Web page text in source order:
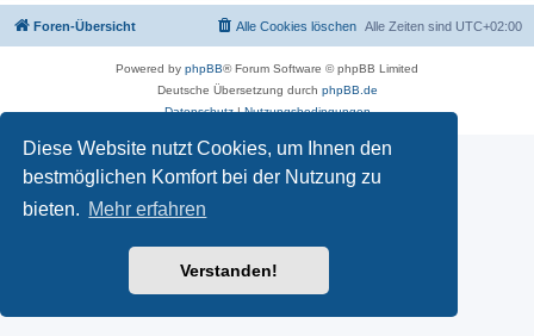
Diese Website nutzt Cookies, um Ihnen den
bestmöglichen Komfort bei der Nutzung zu
bieten. Mehr erfahren
Verstanden!
Foren-Übersicht Alle Zeiten sind UTC+02:00
Alle Cookies löschen
Powered by phpBB® Forum Software © phpBB Limited
Deutsche Übersetzung durch phpBB.de
Datenschutz|Nutzungsbedingungen